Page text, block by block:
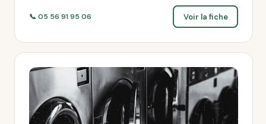
📞 05 56 91 95 06 Voir la fiche